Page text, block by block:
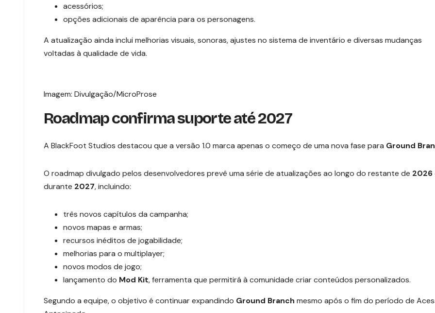
acessórios;
opções adicionais de aparência para os personagens.
A atualização ainda inclui melhorias visuais, sonoras, ajustes no sistema de inventário e diversas mudanças
voltadas à qualidade de vida.
Imagem: Divulgação/MicroProse
Roadmap confirma suporte até 2027
A BlackFoot Studios destacou que a versão 1.0 marca apenas o começo de uma nova fase para Ground
O roadmap divulgado pelos desenvolvedores prevê uma série de atualizações ao longo do restante de 2026
durante 2027, incluindo:
três novos capítulos da campanha;
novos mapas e armas;
recursos inéditos de jogabilidade;
melhorias para o multiplayer;
novos modos de jogo;
lançamento do Mod Kit, ferramenta que permitirá à comunidade criar conteúdos personalizados.
Segundo a equipe, o objetivo é continuar expandindo Ground Branch mesmo após o fim do período de